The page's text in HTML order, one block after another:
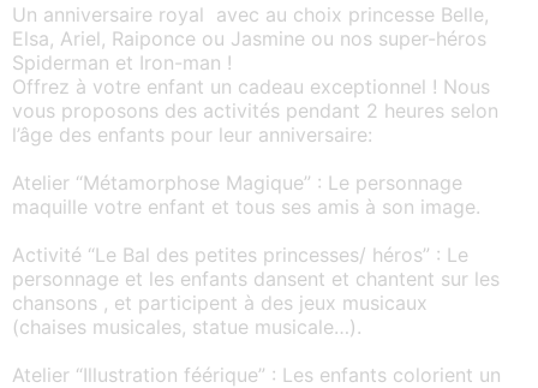
Un anniversaire royal avec au choix princesse Belle,
Elsa, Ariel, Raiponce ou Jasmine ou nos super-héros
Spiderman et Iron-man !
Offrez à votre enfant un cadeau exceptionnel ! Nous
vous proposons des activités pendant 2 heures selon
l’âge des enfants pour leur anniversaire:
Atelier “Métamorphose Magique” : Le personnage
maquille votre enfant et tous ses amis à son image.
Activité “Le Bal des petites princesses/ héros” : Le
personnage et les enfants dansent et chantent sur les
chansons , et participent à des jeux musicaux
(chaises musicales, statue musicale…).
Atelier “Illustration féérique” : Les enfants colorient un